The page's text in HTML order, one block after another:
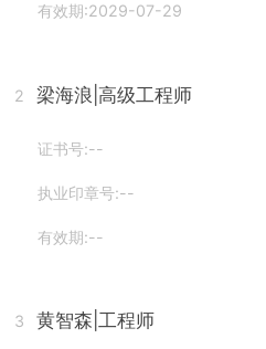
有效期:2029-07-29
2 梁海浪 |高级工程师
证书号:--
执业印章号:--
有效期:--
3 黄智森 |工程师